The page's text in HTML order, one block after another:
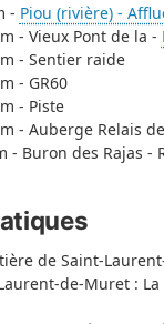
- Piou (rivière) -
- Vieux Pont de la -
- Sentier raide
- GR60
- Piste
- Auberge Relais
- Buron des Rajas -
de Saint-
de-Muret :